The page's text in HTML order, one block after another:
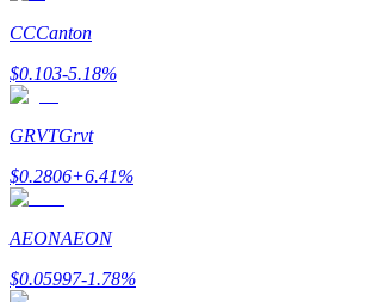
Zarabiać
CCCanton
$0.103-5.18%
GRVTGrvt
$0.2806+6.41%
AEONAEON
$0.05997-1.78%